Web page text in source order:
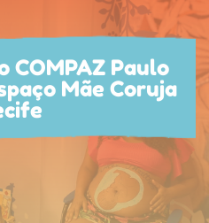
COMPAZ Paulo
Mãe Coruja